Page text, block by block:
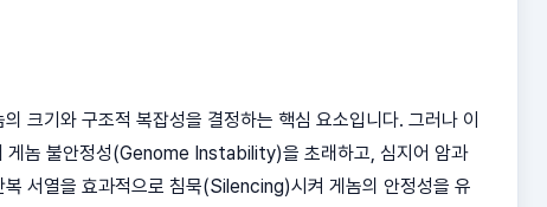
기와 구조적 복잡성을 결정하는 핵심 요소입니다. 그러나 이
놈 불안정성(Genome Instability)을 초래하고, 심지어 암과
서열을 효과적으로 침묵(Silencing)시켜 게놈의 안정성을 유